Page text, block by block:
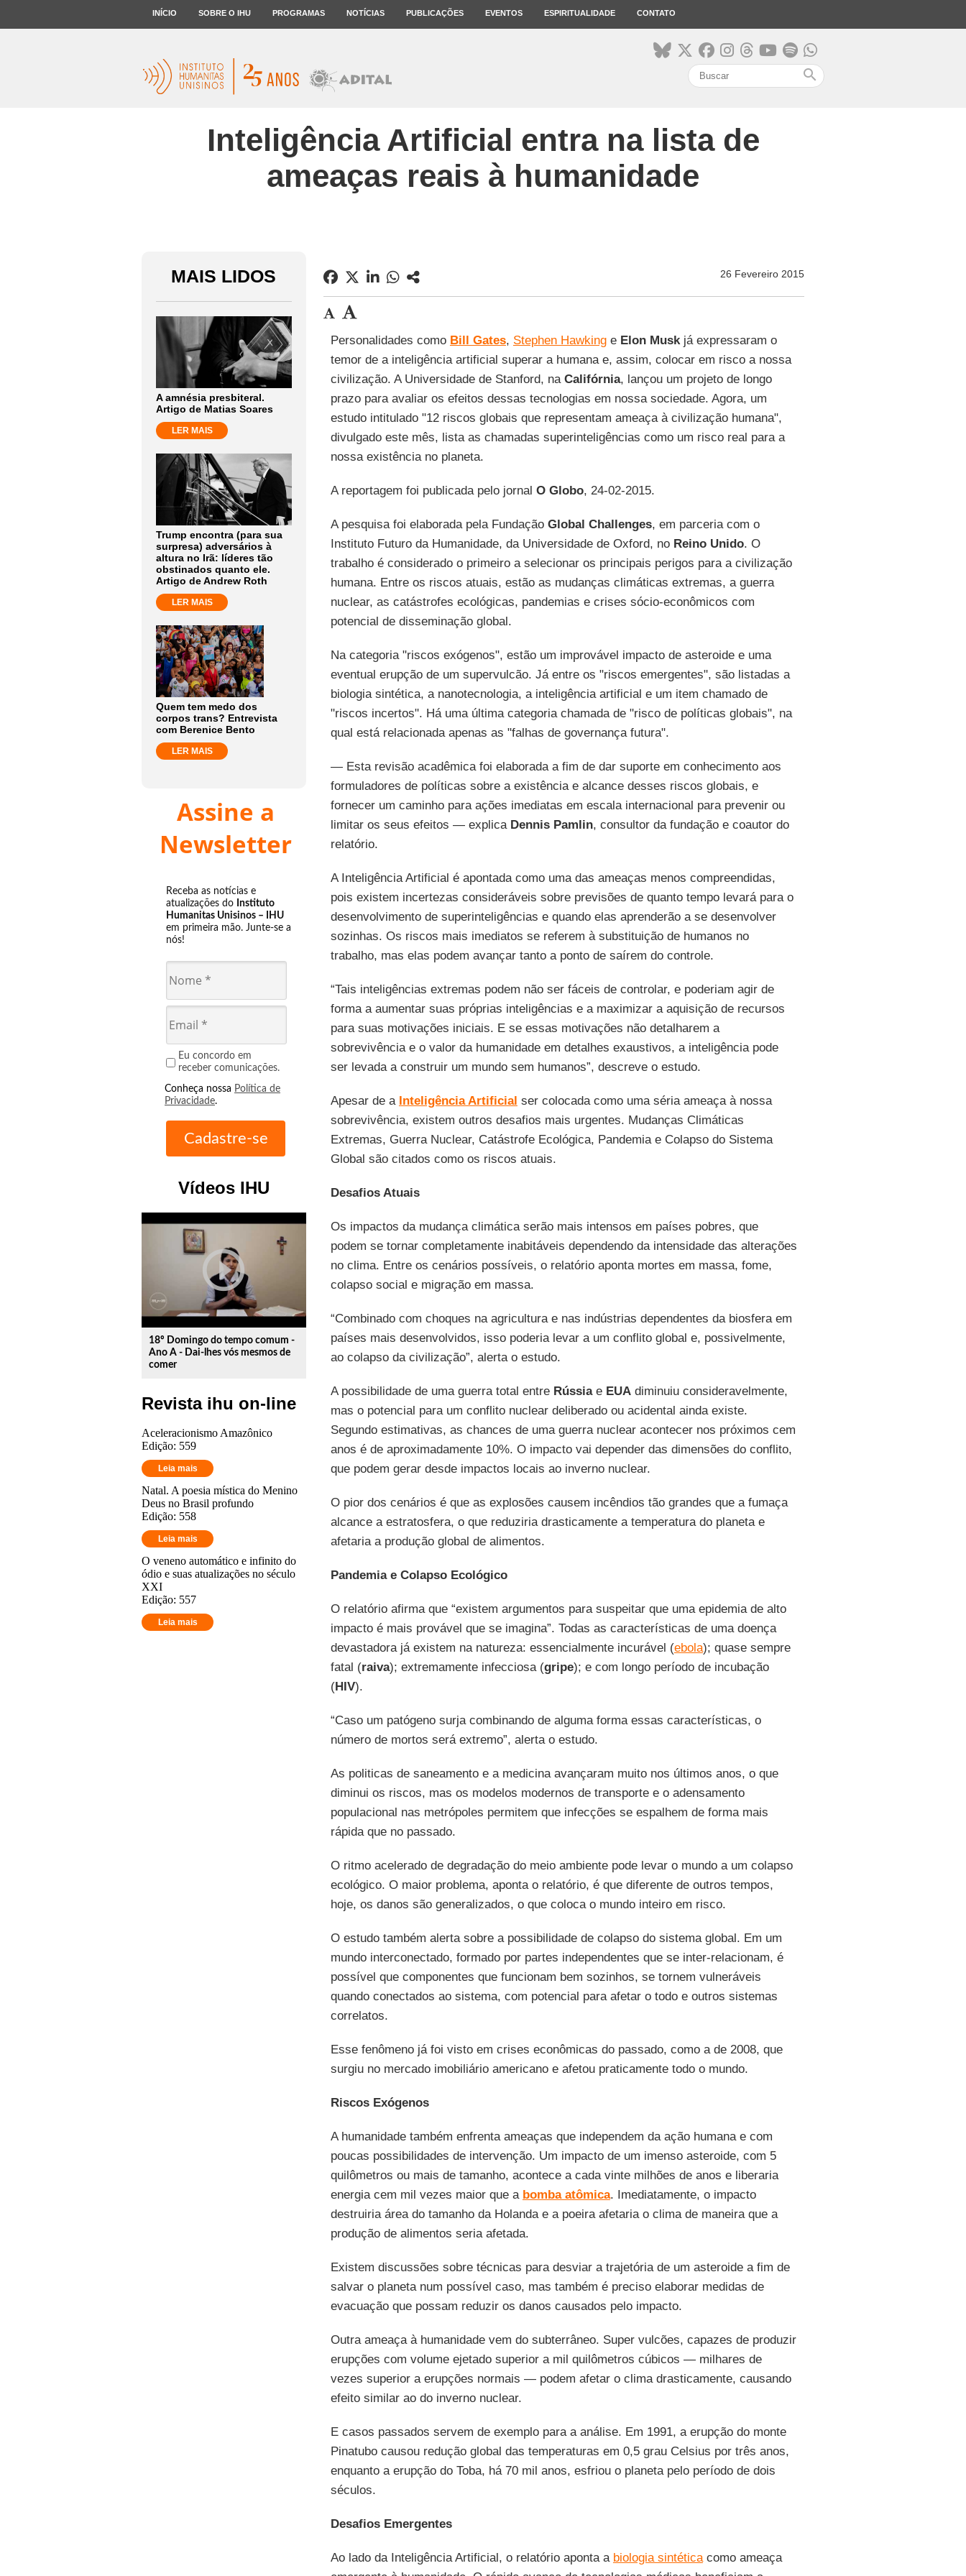
INÍCIO SOBRE O IHU PROGRAMAS NOTÍCIAS PUBLICAÇÕES EVENTOS ESPIRITUALIDADE CONTATO
search
Inteligência Artificial entra na lista de
ameaças reais à humanidade
MAIS LIDOS
A amnésia presbiteral.
Artigo de Matias Soares
LER MAIS
Trump encontra (para sua
surpresa) adversários à
altura no Irã: líderes tão
obstinados quanto ele.
Artigo de Andrew Roth
LER MAIS
Quem tem medo dos
corpos trans? Entrevista
com Berenice Bento
LER MAIS
Assine a
Newsletter
Receba as notícias e
atualizações do Instituto
Humanitas Unisinos – IHU
em primeira mão. Junte-se a
nós!
Eu concordo em
receber comunicações.
Conheça nossa Política de
Privacidade.
Vídeos IHU
play_circle_outline
18º Domingo do tempo comum -
Ano A - Dai-lhes vós mesmos de
comer
Revista ihu on-line
Aceleracionismo Amazônico
Edição: 559
Leia mais
Natal. A poesia mística do Menino
Deus no Brasil profundo
Edição: 558
Leia mais
O veneno automático e infinito do
ódio e suas atualizações no século
XXI
Edição: 557
Leia mais
26 Fevereiro 2015
Personalidades como Bill Gates, Stephen Hawkinge Elon Muskjá expressaram o
temor de a inteligência artificial superar a humana e, assim, colocar em risco a nossa
civilização. A Universidade de Stanford, na Califórnia, lançou um projeto de longo
prazo para avaliar os efeitos dessas tecnologias em nossa sociedade. Agora, um
estudo intitulado "12 riscos globais que representam ameaça à civilização humana",
divulgado este mês, lista as chamadas superinteligências como um risco real para a
nossa existência no planeta.
A reportagem foi publicada pelo jornal O Globo, 24-02-2015.
A pesquisa foi elaborada pela Fundação Global Challenges, em parceria com o
Instituto Futuro da Humanidade, da Universidade de Oxford, no Reino Unido. O
trabalho é considerado o primeiro a selecionar os principais perigos para a civilização
humana. Entre os riscos atuais, estão as mudanças climáticas extremas, a guerra
nuclear, as catástrofes ecológicas, pandemias e crises sócio-econômicos com
potencial de disseminação global.
Na categoria "riscos exógenos", estão um improvável impacto de asteroide e uma
eventual erupção de um supervulcão. Já entre os "riscos emergentes", são listadas a
biologia sintética, a nanotecnologia, a inteligência artificial e um item chamado de
"riscos incertos". Há uma última categoria chamada de "risco de políticas globais", na
qual está relacionada apenas as "falhas de governança futura".
— Esta revisão acadêmica foi elaborada a fim de dar suporte em conhecimento aos
formuladores de políticas sobre a existência e alcance desses riscos globais, e
fornecer um caminho para ações imediatas em escala internacional para prevenir ou
limitar os seus efeitos — explica Dennis Pamlin, consultor da fundação e coautor do
relatório.
A Inteligência Artificial é apontada como uma das ameaças menos compreendidas,
pois existem incertezas consideráveis sobre previsões de quanto tempo levará para o
desenvolvimento de superinteligências e quando elas aprenderão a se desenvolver
sozinhas. Os riscos mais imediatos se referem à substituição de humanos no
trabalho, mas elas podem avançar tanto a ponto de saírem do controle.
“Tais inteligências extremas podem não ser fáceis de controlar, e poderiam agir de
forma a aumentar suas próprias inteligências e a maximizar a aquisição de recursos
para suas motivações iniciais. E se essas motivações não detalharem a
sobrevivência e o valor da humanidade em detalhes exaustivos, a inteligência pode
ser levada a construir um mundo sem humanos”, descreve o estudo.
Apesar de a Inteligência Artificial ser colocada como uma séria ameaça à nossa
sobrevivência, existem outros desafios mais urgentes. Mudanças Climáticas
Extremas, Guerra Nuclear, Catástrofe Ecológica, Pandemia e Colapso do Sistema
Global são citados como os riscos atuais.
Desafios Atuais
Os impactos da mudança climática serão mais intensos em países pobres, que
podem se tornar completamente inabitáveis dependendo da intensidade das alterações
no clima. Entre os cenários possíveis, o relatório aponta mortes em massa, fome,
colapso social e migração em massa.
“Combinado com choques na agricultura e nas indústrias dependentes da biosfera em
países mais desenvolvidos, isso poderia levar a um conflito global e, possivelmente,
ao colapso da civilização”, alerta o estudo.
A possibilidade de uma guerra total entre Rússiae EUAdiminuiu consideravelmente,
mas o potencial para um conflito nuclear deliberado ou acidental ainda existe.
Segundo estimativas, as chances de uma guerra nuclear acontecer nos próximos cem
anos é de aproximadamente 10%. O impacto vai depender das dimensões do conflito,
que podem gerar desde impactos locais ao inverno nuclear.
O pior dos cenários é que as explosões causem incêndios tão grandes que a fumaça
alcance a estratosfera, o que reduziria drasticamente a temperatura do planeta e
afetaria a produção global de alimentos.
Pandemia e Colapso Ecológico
O relatório afirma que “existem argumentos para suspeitar que uma epidemia de alto
impacto é mais provável que se imagina”. Todas as características de uma doença
devastadora já existem na natureza: essencialmente incurável (ebola); quase sempre
fatal (raiva); extremamente infecciosa (gripe); e com longo período de incubação
(HIV).
“Caso um patógeno surja combinando de alguma forma essas características, o
número de mortos será extremo”, alerta o estudo.
As politicas de saneamento e a medicina avançaram muito nos últimos anos, o que
diminui os riscos, mas os modelos modernos de transporte e o adensamento
populacional nas metrópoles permitem que infecções se espalhem de forma mais
rápida que no passado.
O ritmo acelerado de degradação do meio ambiente pode levar o mundo a um colapso
ecológico. O maior problema, aponta o relatório, é que diferente de outros tempos,
hoje, os danos são generalizados, o que coloca o mundo inteiro em risco.
O estudo também alerta sobre a possibilidade de colapso do sistema global. Em um
mundo interconectado, formado por partes independentes que se inter-relacionam, é
possível que componentes que funcionam bem sozinhos, se tornem vulneráveis
quando conectados ao sistema, com potencial para afetar o todo e outros sistemas
correlatos.
Esse fenômeno já foi visto em crises econômicas do passado, como a de 2008, que
surgiu no mercado imobiliário americano e afetou praticamente todo o mundo.
Riscos Exógenos
A humanidade também enfrenta ameaças que independem da ação humana e com
poucas possibilidades de intervenção. Um impacto de um imenso asteroide, com 5
quilômetros ou mais de tamanho, acontece a cada vinte milhões de anos e liberaria
energia cem mil vezes maior que a bomba atômica. Imediatamente, o impacto
destruiria área do tamanho da Holanda e a poeira afetaria o clima de maneira que a
produção de alimentos seria afetada.
Existem discussões sobre técnicas para desviar a trajetória de um asteroide a fim de
salvar o planeta num possível caso, mas também é preciso elaborar medidas de
evacuação que possam reduzir os danos causados pelo impacto.
Outra ameaça à humanidade vem do subterrâneo. Super vulcões, capazes de produzir
erupções com volume ejetado superior a mil quilômetros cúbicos — milhares de
vezes superior a erupções normais — podem afetar o clima drasticamente, causando
efeito similar ao do inverno nuclear.
E casos passados servem de exemplo para a análise. Em 1991, a erupção do monte
Pinatubo causou redução global das temperaturas em 0,5 grau Celsius por três anos,
enquanto a erupção do Toba, há 70 mil anos, esfriou o planeta pelo período de dois
séculos.
Desafios Emergentes
Ao lado da Inteligência Artificial, o relatório aponta a biologia sintéticacomo ameaça